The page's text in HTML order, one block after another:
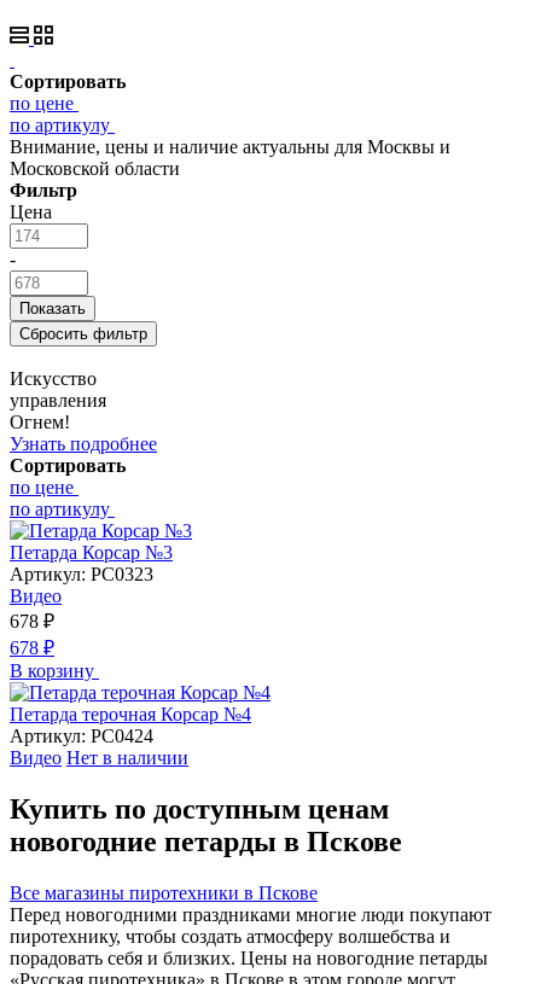
Сортировать
по цене
по артикулу
Внимание, цены и наличие актуальны для Москвы и
Московской области
Фильтр
Цена
-
Искусство
управления
Огнем!
Узнать подробнее
Сортировать
по цене
по артикулу
Петарда Корсар №3
Артикул: РС0323
Видео
678 ₽
678 ₽
В корзину
Петарда терочная Корсар №4
Артикул: РС0424
Видео Нет в наличии
Купить по доступным ценам
новогодние петарды в Пскове
Все магазины пиротехники в Пскове
Перед новогодними праздниками многие люди покупают
пиротехнику, чтобы создать атмосферу волшебства и
порадовать себя и близких. Цены на новогодние петарды
«Русская пиротехника» в Пскове в этом городе могут